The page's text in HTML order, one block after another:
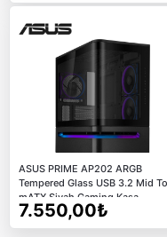
ASUS PRIME AP202 ARGB
Tempered Glass USB 3.2 Mid
mATX Siyah Gaming Kasa
7.550,00₺